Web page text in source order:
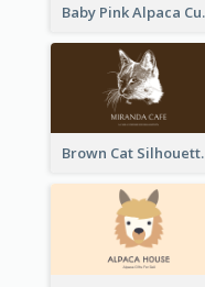
Baby
Brown